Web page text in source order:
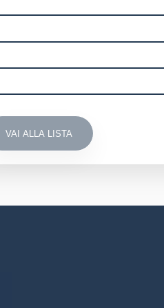
VAI ALLA LISTA